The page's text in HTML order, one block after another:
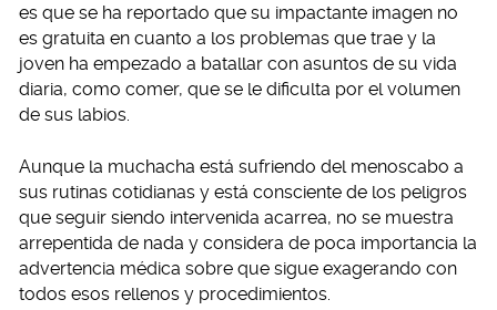
es que se ha reportado que su impactante imagen no
es gratuita en cuanto a los problemas que trae y la
joven ha empezado a batallar con asuntos de su vida
diaria, como comer, que se le dificulta por el volumen
de sus labios.
Aunque la muchacha está sufriendo del menoscabo a
sus rutinas cotidianas y está consciente de los peligros
que seguir siendo intervenida acarrea, no se muestra
arrepentida de nada y considera de poca importancia la
advertencia médica sobre que sigue exagerando con
todos esos rellenos y procedimientos.